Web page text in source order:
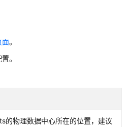
面。
。
的物理数据中心所在的位置，建议